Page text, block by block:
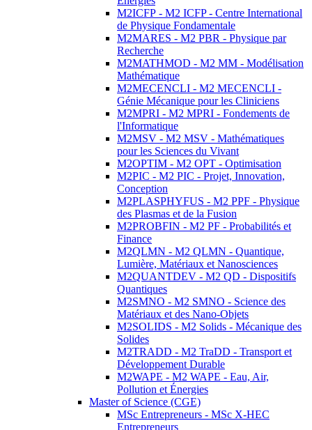
M2ICFP - M2 ICFP - Centre International
de Physique Fondamentale
M2MARES - M2 PBR - Physique par
Recherche
M2MATHMOD - M2 MM - Modélisation
Mathématique
M2MECENCLI - M2 MECENCLI -
Génie Mécanique pour les Cliniciens
M2MPRI - M2 MPRI - Fondements de
l'Informatique
M2MSV - M2 MSV - Mathématiques
pour les Sciences du Vivant
M2OPTIM - M2 OPT - Optimisation
M2PIC - M2 PIC - Projet, Innovation,
Conception
M2PLASPHYFUS - M2 PPF - Physique
des Plasmas et de la Fusion
M2PROBFIN - M2 PF - Probabilités et
Finance
M2QLMN - M2 QLMN - Quantique,
Lumière, Matériaux et Nanosciences
M2QUANTDEV - M2 QD - Dispositifs
Quantiques
M2SMNO - M2 SMNO - Science des
Matériaux et des Nano-Objets
M2SOLIDS - M2 Solids - Mécanique des
Solides
M2TRADD - M2 TraDD - Transport et
Développement Durable
M2WAPE - M2 WAPE - Eau, Air,
Pollution et Énergies
Master of Science (CGE)
MSc Entrepreneurs - MSc X-HEC
Entrepreneurs